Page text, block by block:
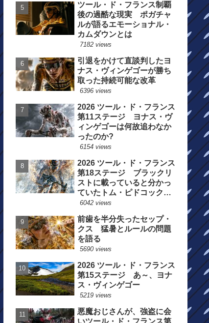
ツール・ド・フランス制覇
後の過酷な現実 ポガチャ
ルが語るエモーショナル・
カムダウンとは
7182 views
引退をかけて直談判したヨ
ナス・ヴィンゲゴーが勝ち
取った持続可能な改革
6396 views
2026 ツール・ド・フランス
第11ステージ ヨナス・ヴ
ィンゲゴーは何故追わなか
ったのか?
6154 views
2026 ツール・ド・フランス
第18ステージ ブラックリ
ストに載っていると分かっ
ていたトム・ピドコックは
総合順位死守に
6042 views
前歯を半分失ったセップ・
クス 猛暑とルールの問題
を語る
5690 views
2026 ツール・ド・フランス
第15ステージ あ～、ヨナ
ス・ヴィンゲゴー
5219 views
悪魔おじさんが、強盗に会